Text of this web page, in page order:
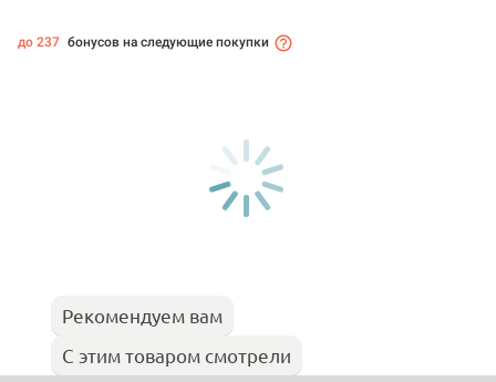
до 237 бонусов на следующие покупки
Рекомендуем вам
С этим товаром смотрели